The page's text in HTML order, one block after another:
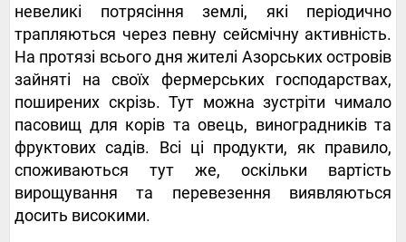
невеликі потрясіння землі, які періодично
трапляються через певну сейсмічну активність.
На протязі всього дня жителі Азорських островів
зайняті на своїх фермерських господарствах,
поширених скрізь. Тут можна зустріти чимало
пасовищ для корів та овець, виноградників та
фруктових садів. Всі ці продукти, як правило,
споживаються тут же, оскільки вартість
вирощування та перевезення виявляються
досить високими.